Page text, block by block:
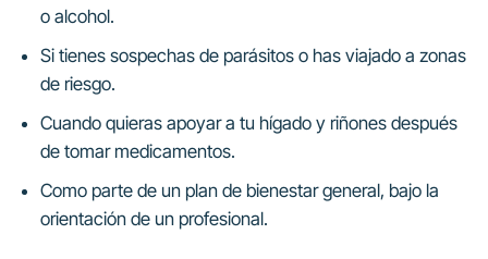
o alcohol.
Si tienes sospechas de parásitos o has viajado a zonas
de riesgo.
Cuando quieras apoyar a tu hígado y riñones después
de tomar medicamentos.
Como parte de un plan de bienestar general, bajo la
orientación de un profesional.